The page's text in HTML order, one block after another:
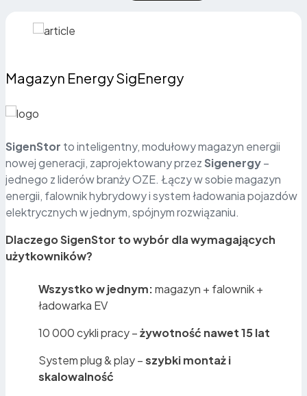
Magazyn Energy SigEnergy
SigenStor to inteligentny, modułowy magazyn energii
nowej generacji, zaprojektowany przezSigenergy–
jednego z liderów branży OZE. Łączy w sobie magazyn
energii, falownik hybrydowy i system ładowania pojazdów
elektrycznych w jednym, spójnym rozwiązaniu.
Dlaczego SigenStor to wybór dla wymagających
użytkowników?
Wszystko w jednym:magazyn + falownik +
ładowarka EV
10 000 cykli pracy –żywotność nawet 15 lat
System plug & play –szybki montaż i
skalowalność